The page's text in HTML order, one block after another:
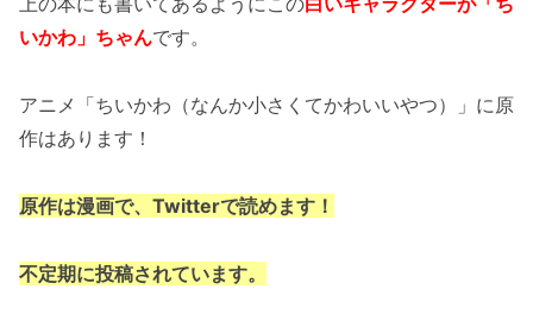
いかわ」ちゃんです。
アニメ「ちいかわ（なんか小さくてかわいいやつ）」に原
作はあります！
原作は漫画で、Twitterで読めます！
不定期に投稿されています。